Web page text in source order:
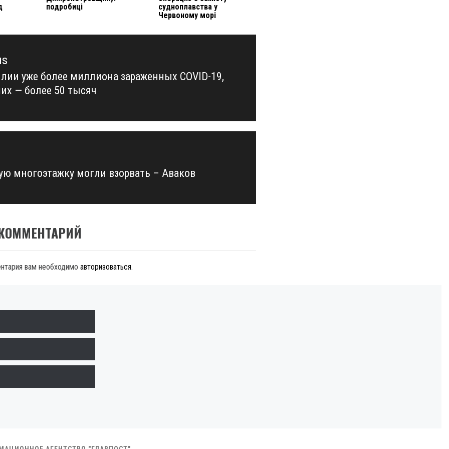
подробиці
судноплавства у
Червоному морі
уже более миллиона зараженных COVID-19,
— более 50 тысяч
многоэтажку могли взорвать – Аваков
вам необходимо авторизоваться.